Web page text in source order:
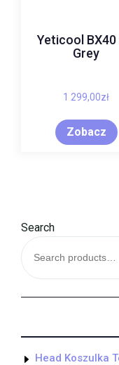
Yeticool BX40
Grey
1 299,00zł
Zobacz
Search
Head Koszulka